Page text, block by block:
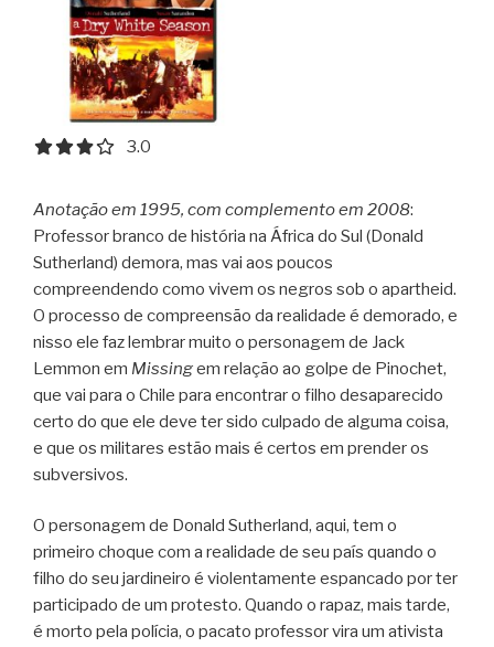
3.0 out of 5.0 stars
3.0
Anotação em 1995, com complemento em 2008:
Professor branco de história na África do Sul (Donald
Sutherland) demora, mas vai aos poucos
compreendendo como vivem os negros sob o apartheid.
O processo de compreensão da realidade é demorado, e
nisso ele faz lembrar muito o personagem de Jack
Lemmon em Missingem relação ao golpe de Pinochet,
que vai para o Chile para encontrar o filho desaparecido
certo do que ele deve ter sido culpado de alguma coisa,
e que os militares estão mais é certos em prender os
subversivos.
O personagem de Donald Sutherland, aqui, tem o
primeiro choque com a realidade de seu país quando o
filho do seu jardineiro é violentamente espancado por ter
participado de um protesto. Quando o rapaz, mais tarde,
é morto pela polícia, o pacato professor vira um ativista